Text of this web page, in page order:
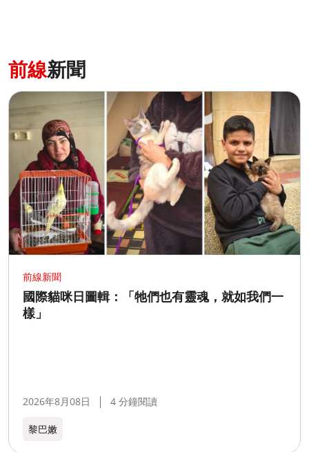
前線新聞
前線新聞
國際貓咪日圖輯：「牠們也有靈魂，就如我們一
樣」
2026年8月08日 4 分鐘閱讀
黎巴嫩​